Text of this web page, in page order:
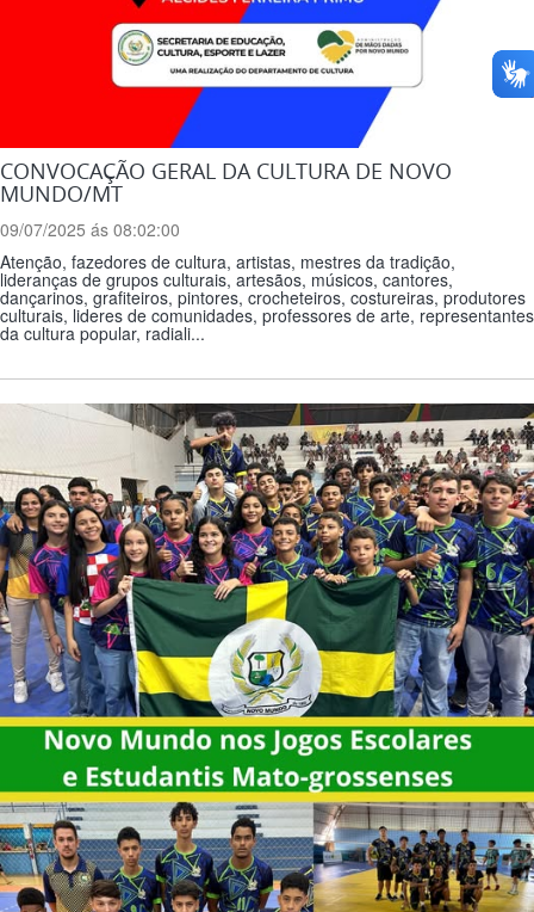
CONVOCAÇÃO GERAL DA CULTURA DE NOVO
MUNDO/MT
09/07/2025 ás 08:02:00
Atenção, fazedores de cultura, artistas, mestres da tradição,
lideranças de grupos culturais, artesãos, músicos, cantores,
dançarinos, grafiteiros, pintores, crocheteiros, costureiras, produtores
culturais, lideres de comunidades, professores de arte, representantes
da cultura popular, radiali...